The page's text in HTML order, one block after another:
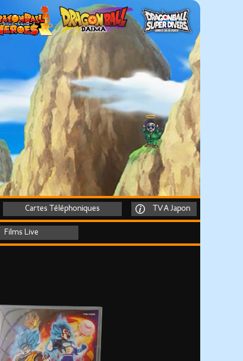
Cartes Téléphoniques TVA Japon
Films Live